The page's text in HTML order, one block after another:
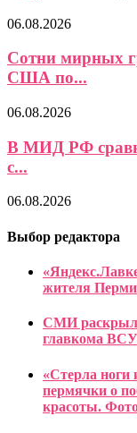
06.08.2026
Сотни мирных
США по...
06.08.2026
В МИД РФ
с...
06.08.2026
Выбор редактора
жителя Перми
СМИ
главкома ВСУ
«Стерла ноги
пермячки о
красоты.